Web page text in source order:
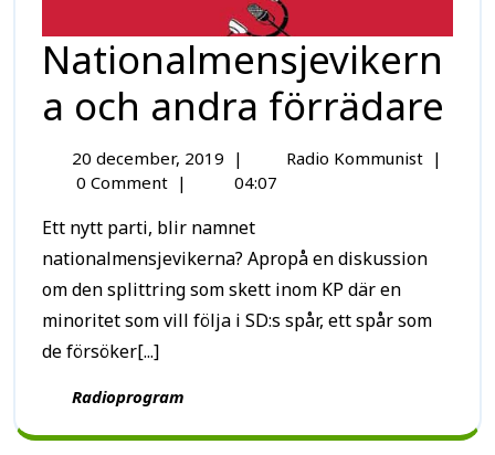
Nationalmensjevikern
a och andra förrädare
20 december, 2019 | Radio Kommunist |
0 Comment | 04:07
Ett nytt parti, blir namnet
nationalmensjevikerna? Apropå en diskussion
om den splittring som skett inom KP där en
minoritet som vill följa i SD:s spår, ett spår som
de försöker[...]
Radioprogram